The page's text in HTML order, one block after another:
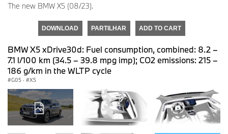
The new BMW X5 (08/23).
DOWNLOAD PARTILHAR ADD TO CART
BMW X5 xDrive30d: Fuel consumption, combined: 8.2 –
7.1 l/100 km (34.5 – 39.8 mpg imp); CO2 emissions: 215 –
186 g/km in the WLTP cycle
G05 · X5